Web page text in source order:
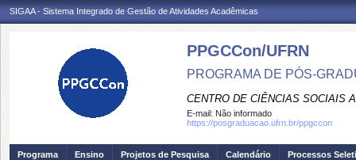
SIGAA - Sistema Integrado de Gestão de Atividades Acadêmicas
PPGCCon/UFRN
PROGRAMA DE PÓS-
CENTRO DE CIÊNCIAS SOCIAIS
E-mail: Não informado
https://posgraduacao.ufrn.br/ppgccon
Programa Ensino Projetos de Pesquisa Calendário Processos